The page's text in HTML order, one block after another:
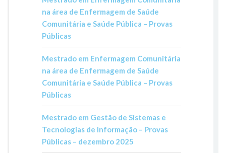
na área de Enfermagem de Saúde
Comunitária e Saúde Pública – Provas
Públicas
Mestrado em Enfermagem Comunitária
na área de Enfermagem de Saúde
Comunitária e Saúde Pública – Provas
Públicas
Mestrado em Gestão de Sistemas e
Tecnologias de Informação – Provas
Públicas – dezembro 2025